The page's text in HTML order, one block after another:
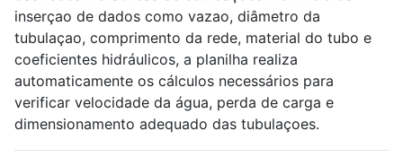
inserçao de dados como vazao, diâmetro da
tubulaçao, comprimento da rede, material do tubo e
coeficientes hidráulicos, a planilha realiza
automaticamente os cálculos necessários para
verificar velocidade da água, perda de carga e
dimensionamento adequado das tubulaçoes.